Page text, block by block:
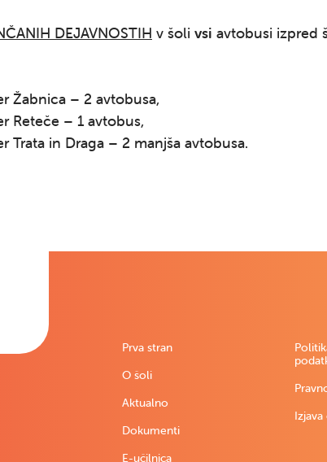
DEJAVNOSTIH v šoli vsi avtobusi izpred
Žabnica – 2 avtobusa,
Reteče – 1 avtobus,
Trata in Draga – 2 manjša avtobusa.
Prva stran
O šoli
Aktualno
Dokumenti
E-učilnica